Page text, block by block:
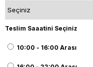
Teslim Saaatini Seçiniz
10:00 - 16:00 Arası